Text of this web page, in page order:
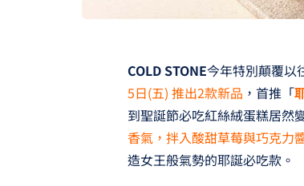
COLD STONE今年特別顛覆以
5日(五) 推出2款新品 ，首推「
到聖誕節必吃紅絲絨蛋糕居然
香氣，拌入酸甜草莓與巧克力
造女王般氣勢的耶誕必吃款。